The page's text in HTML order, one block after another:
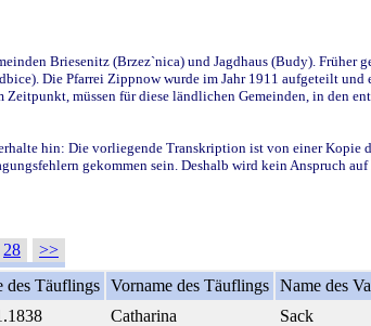
Briesenitz (Brzez`nica) und Jagdhaus (Budy). Früher
Die Pfarrei Zippnow wurde im Jahr 1911 aufgeteilt
müssen für diese ländlichen Gemeinden, in den
hin: Die vorliegende Transkription ist von einer
gekommen sein. Deshalb wird kein Anspruch auf
28
>>
des Täuflings Vorname des Täuflings Name des
Catharina Sack